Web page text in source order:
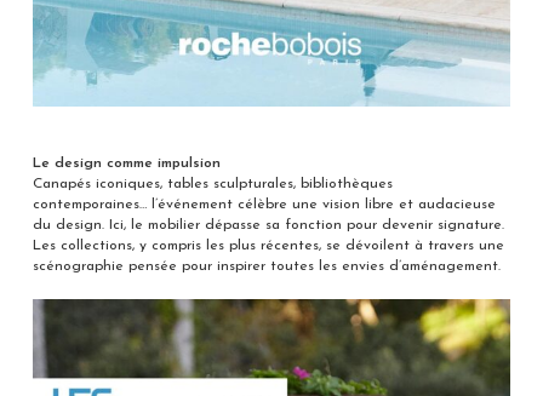
Le design comme impulsion
Canapés iconiques, tables sculpturales, bibliothèques
contemporaines… l’événement célèbre une vision libre et audacieuse
du design. Ici, le mobilier dépasse sa fonction pour devenir signature.
Les collections, y compris les plus récentes, se dévoilent à travers une
scénographie pensée pour inspirer toutes les envies d’aménagement.